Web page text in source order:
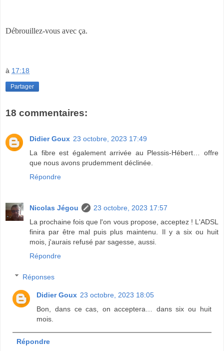
Débrouillez-vous avec ça.
à 17:18
Partager
18 commentaires:
Didier Goux 23 octobre, 2023 17:49
La fibre est également arrivée au Plessis-Hébert… offre
que nous avons prudemment déclinée.
Répondre
Nicolas Jégou
23 octobre, 2023 17:57
La prochaine fois que l'on vous propose, acceptez ! L'ADSL
finira par être mal puis plus maintenu. Il y a six ou huit
mois, j'aurais refusé par sagesse, aussi.
Répondre
Réponses
Didier Goux 23 octobre, 2023 18:05
Bon, dans ce cas, on acceptera… dans six ou huit
mois.
Répondre